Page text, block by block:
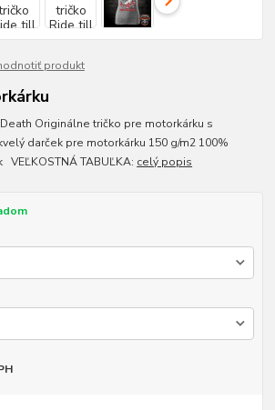
produkt
Originálne tričko pre motorkárku s
darček pre motorkárku 150 g/m2 100%
TABUĽKA: celý popis